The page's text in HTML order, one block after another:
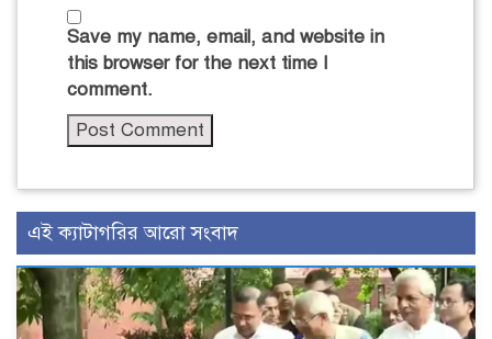
Save my name, email, and website in
this browser for the next time I
comment.
এই ক্যাটাগরির আরো সংবাদ